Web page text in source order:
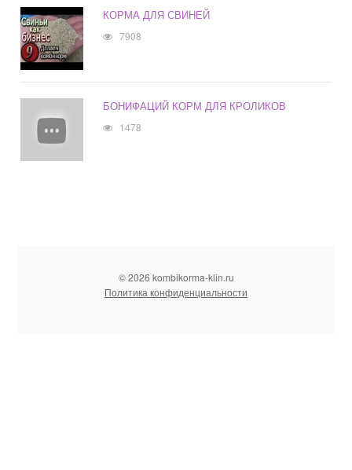
КОРМА ДЛЯ СВИНЕЙ
7908
БОНИФАЦИЙ КОРМ ДЛЯ КРОЛИКОВ
1478
© 2026 kombikorma-klin.ru
Политика конфиденциальности